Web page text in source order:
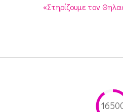
«Στηρίζουμε τον